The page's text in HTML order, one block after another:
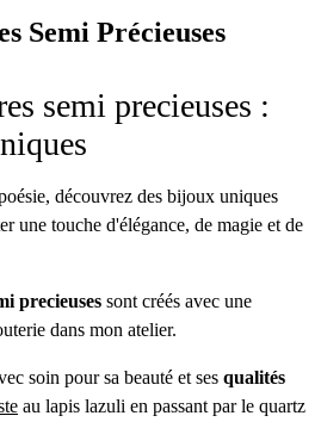
Semi Précieuses
semi precieuses :
découvrez des bijoux uniques
une touche d'élégance, de magie et de
precieuses sont créés avec une
dans mon atelier.
soin pour sa beauté et ses qualités
au lapis lazuli en passant par le quartz